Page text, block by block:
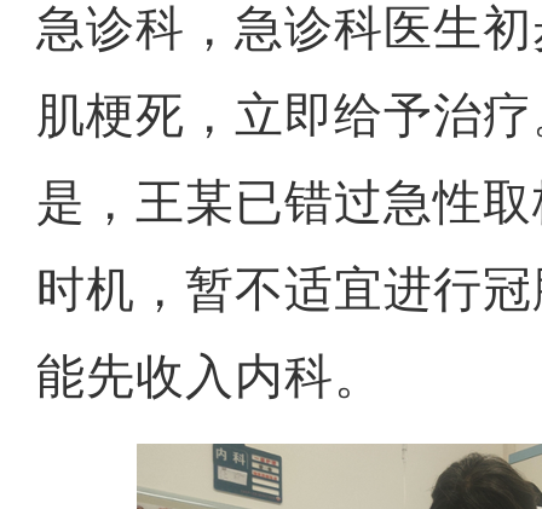
急诊科，急诊科医生
肌梗死，立即给予治
是，王某已错过急性
时机，暂不适宜进行
能先收入内科。